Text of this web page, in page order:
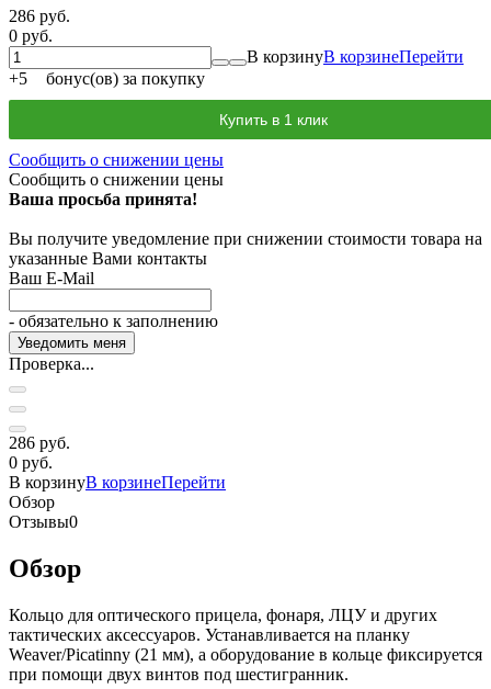
286 руб.
0 руб.
В корзинуВ корзинеПерейти
+5 бонус(ов) за покупку
Купить в 1 клик
Сообщить о снижении цены
Сообщить о снижении цены
Ваша просьба принята!
Вы получите уведомление при снижении стоимости товара на
указанные Вами контакты
Ваш E-Mail
- обязательно к заполнению
Проверка...
286 руб.
0 руб.
В корзинуВ корзинеПерейти
Обзор
Отзывы0
Обзор
Кольцо для оптического прицела, фонаря, ЛЦУ и других
тактических аксессуаров. Устанавливается на планку
Weaver/Picatinny (21 мм), а оборудование в кольце фиксируется
при помощи двух винтов под шестигранник.